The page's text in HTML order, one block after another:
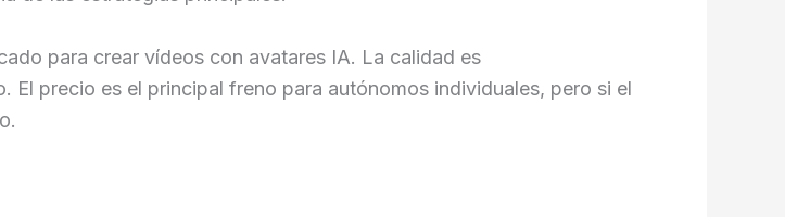
para crear vídeos con avatares IA. La calidad es
El precio es el principal freno para autónomos individuales, pero si el